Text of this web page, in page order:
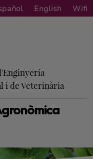
English Wifi
i de Veterinària